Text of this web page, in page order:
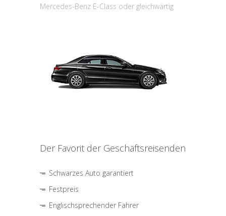
Mercedes-Benz E-Class oder gleichwärtig
Der Favorit der Geschäftsreisenden
Schwarzes Auto garantiert
Festpreis
Englischsprechender Fahrer